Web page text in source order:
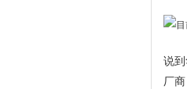
说
厂